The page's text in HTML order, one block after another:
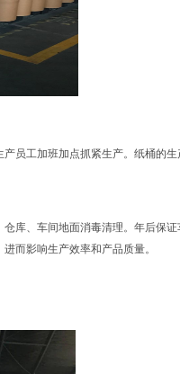
员工加班加点抓紧生产。纸桶的
库、车间地面消毒清理。年后保
而影响生产效率和产品质量。